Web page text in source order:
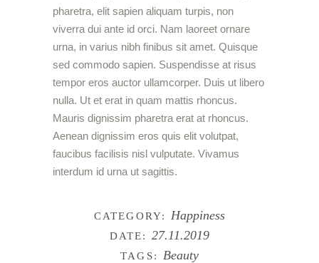
pharetra, elit sapien aliquam turpis, non
viverra dui ante id orci. Nam laoreet ornare
urna, in varius nibh finibus sit amet. Quisque
sed commodo sapien. Suspendisse at risus
tempor eros auctor ullamcorper. Duis ut libero
nulla. Ut et erat in quam mattis rhoncus.
Mauris dignissim pharetra erat at rhoncus.
Aenean dignissim eros quis elit volutpat,
faucibus facilisis nisl vulputate. Vivamus
interdum id urna ut sagittis.
CATEGORY: Happiness
DATE: 27.11.2019
TAGS: Beauty